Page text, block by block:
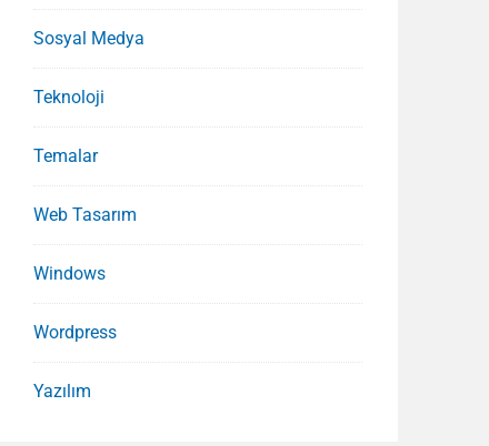
Sosyal Medya
Teknoloji
Temalar
Web Tasarım
Windows
Wordpress
Yazılım